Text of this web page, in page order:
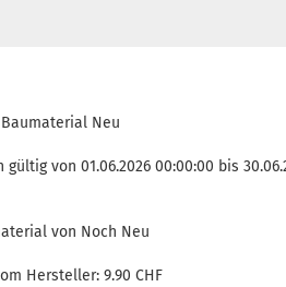
Neu
gültig von 01.06.2026 00:00:00 bis
von Noch Neu
Hersteller: 9.90 CHF